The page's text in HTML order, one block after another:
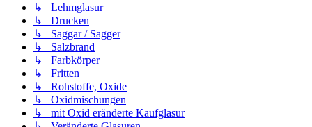
↳ Lehmglasur
↳ Drucken
↳ Saggar / Sagger
↳ Salzbrand
↳ Farbkörper
↳ Fritten
↳ Rohstoffe, Oxide
↳ Oxidmischungen
↳ mit Oxid eränderte Kaufglasur